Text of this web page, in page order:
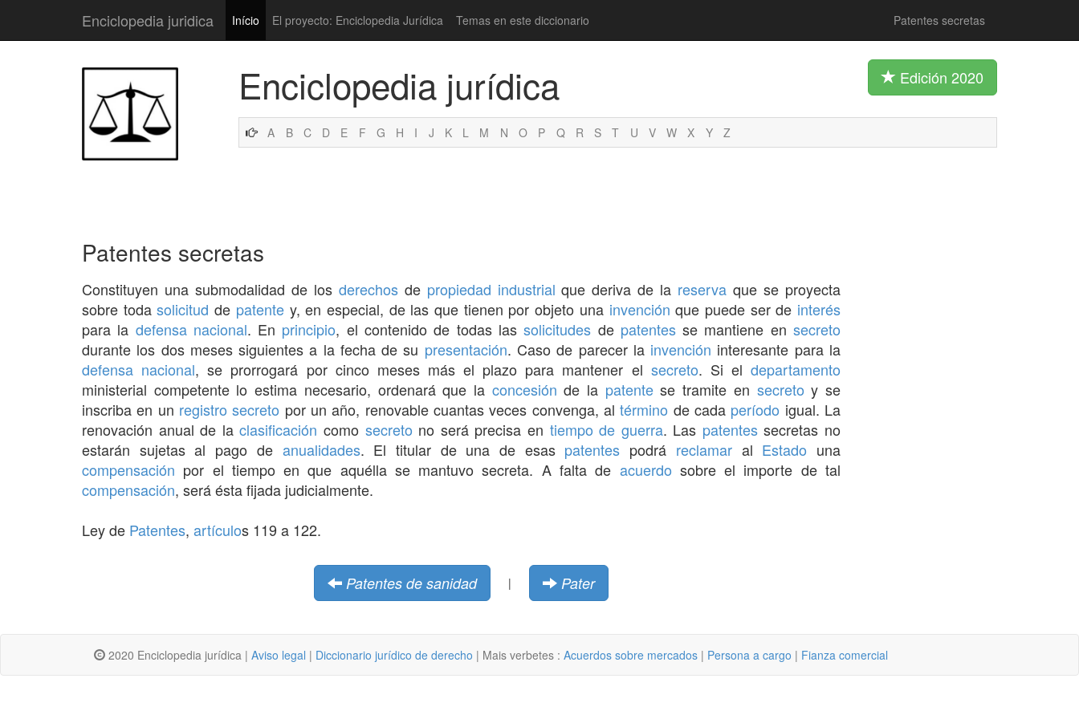
Enciclopedia juridica Início El proyecto: Enciclopedia Jurídica Temas en este diccionario Patentes secretas
Enciclopedia jurídica Edición 2020
A B C D E F G H I J K L M N O P Q R S T U V W X Y Z
Patentes secretas
Constituyen una submodalidad de los derechosde propiedad industrial que deriva de la reserva que se proyecta
sobre todasolicitud de patentey, en especial, de las que tienen por objeto una invención que puede ser de interés
para la defensa nacional. En principio, el contenido de todas lassolicitudes de patentesse mantiene ensecreto
durante los dos meses siguientes a la fecha de su presentación. Caso de parecer la invención interesante para la
defensa nacional, se prorrogará por cinco meses más el plazo para mantener el secreto. Si el departamento
ministerial competente lo estima necesario, ordenará que la concesión de la patentese tramite en secreto y se
inscriba en un registro secreto por un año, renovable cuantas veces convenga, altérmino de cada período igual. La
renovación anual de laclasificación como secreto no será precisa en tiempo de guerra. Las patentessecretas no
estarán sujetas al pago de anualidades. El titular de una de esas patentes podrá reclamaral Estado una
compensación por el tiempo en que aquélla se mantuvo secreta. A falta de acuerdo sobre el importe de tal
compensación, será ésta fijada judicialmente.
Ley de Patentes, artículos 119 a 122.
Patentes de sanidad | Pater
2020 Enciclopedia jurídica | Aviso legal | Diccionario jurídico de derecho | Mais verbetes : Acuerdos sobre mercados | Persona a cargo | Fianza comercial